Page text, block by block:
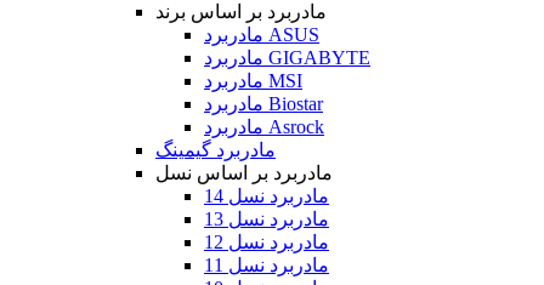
مادربرد بر اساس برند
مادربرد ASUS
مادربرد GIGABYTE
مادربرد MSI
مادربرد Biostar
مادربرد Asrock
مادربرد گیمینگ
مادربرد بر اساس نسل
مادربرد نسل 14
مادربرد نسل 13
مادربرد نسل 12
مادربرد نسل 11